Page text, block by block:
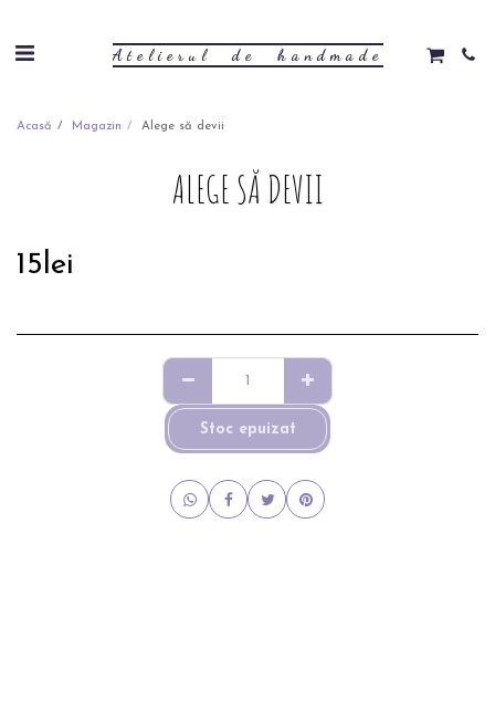
Atelierul de handmade
Acasă Magazin Alege să devii
ALEGE SĂ DEVII
15lei
Stoc epuizat